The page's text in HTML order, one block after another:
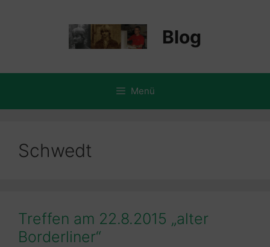
Blog
Menü
Schwedt
Treffen am 22.8.2015 „alter
Borderliner“